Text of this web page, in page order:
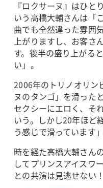
『ロクサーヌ』はひと
いう高橋大輔さんは「
曲でも全然違った雰囲
上がりますし、お客さ
す。後半の盛り上がる
い」。
2006年のトリノオリン
ヌのタンゴ」を滑った
セクシーにエロく、そ
いう。しかし20年ほど
う感じで滑っています
時を経た高橋大輔さん
してプリンスアイスワ
との共演は見逃せない！